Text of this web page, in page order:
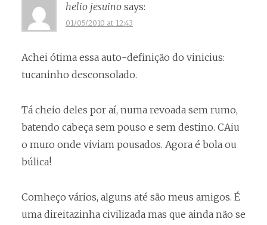
helio jesuino says:
01/05/2010 at 12:43
Achei ótima essa auto-definição do vinicius:
tucaninho desconsolado.
Tá cheio deles por aí, numa revoada sem rumo,
batendo cabeça sem pouso e sem destino. CAiu
o muro onde viviam pousados. Agora é bola ou
búlica!
Comheço vários, alguns até são meus amigos. É
uma direitazinha civilizada mas que ainda não se